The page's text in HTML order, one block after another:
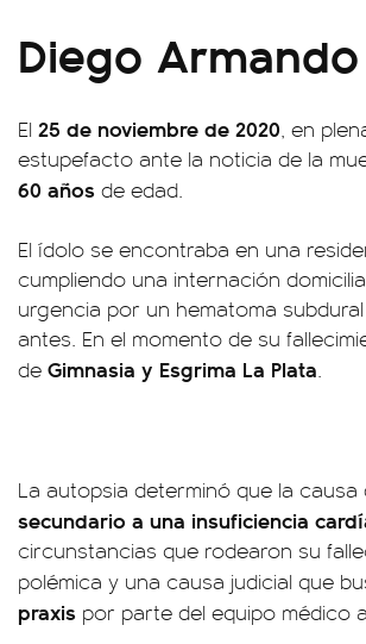
Diego
El 25 de noviembre de 2020, en
estupefacto ante la noticia de la
60 años de edad.
El ídolo se encontraba en una
cumpliendo una internación
urgencia por un hematoma
antes. En el momento de su
de Gimnasia y Esgrima La Plata.
La autopsia determinó que la
secundario a una insuficiencia
circunstancias que rodearon su
polémica y una causa judicial que
praxis por parte del equipo médico